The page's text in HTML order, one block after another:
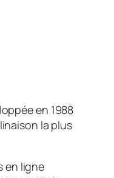
en 1988
la plus
en ligne